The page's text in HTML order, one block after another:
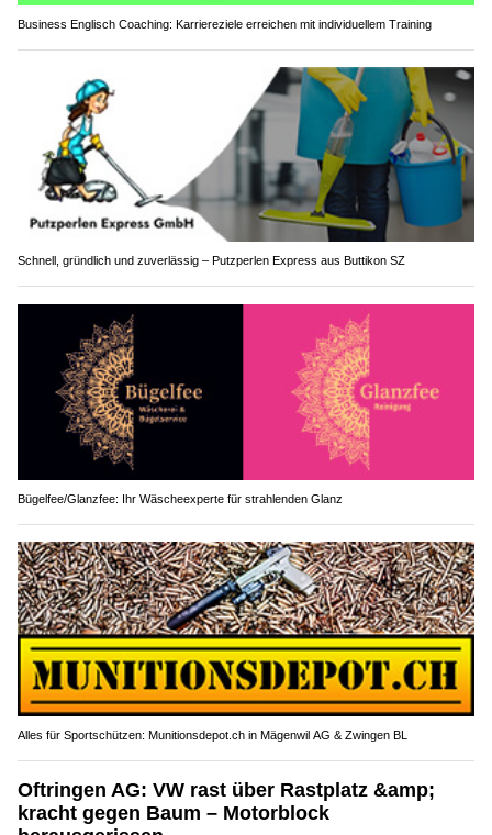
Business Englisch Coaching: Karriereziele erreichen mit individuellem Training
Schnell, gründlich und zuverlässig – Putzperlen Express aus Buttikon SZ
Bügelfee/Glanzfee: Ihr Wäscheexperte für strahlenden Glanz
Alles für Sportschützen: Munitionsdepot.ch in Mägenwil AG & Zwingen BL
Oftringen AG: VW rast über Rastplatz &amp;
kracht gegen Baum – Motorblock